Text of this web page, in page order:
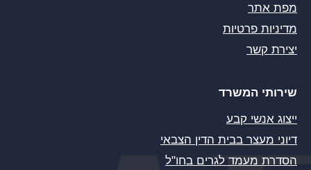
מפת אתר
מדיניות פרטיות
יצירת קשר
שירותי המשרד
ייצוג אנשי קבע
דיוני מעצר בבית הדין הצבאי
הסדרת מעמד לגרים בחו"ל